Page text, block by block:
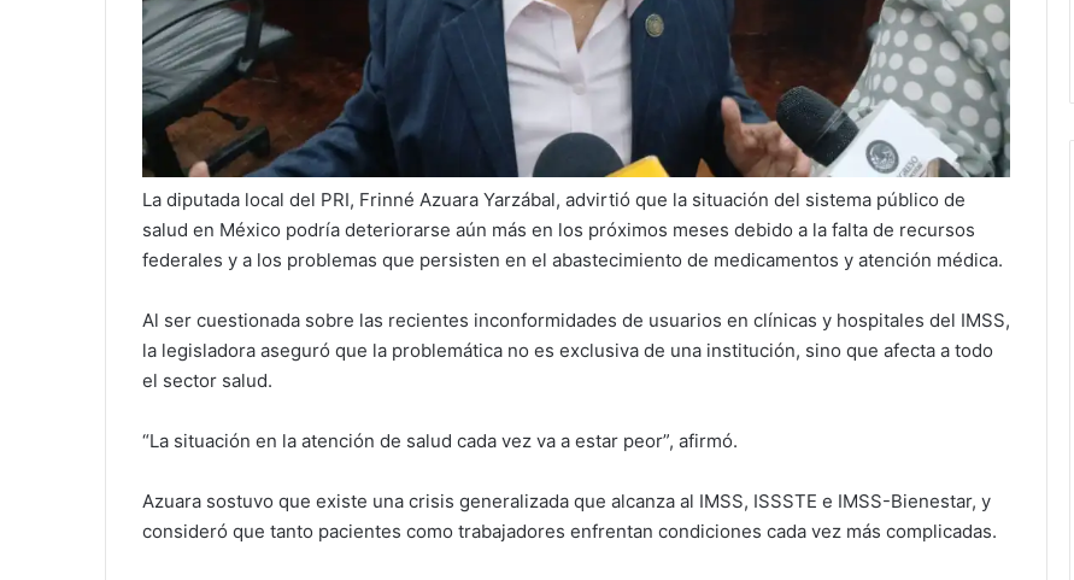
La diputada local del PRI, Frinné Azuara Yarzábal, advirtió que la situación del sistema público de
salud en México podría deteriorarse aún más en los próximos meses debido a la falta de recursos
federales y a los problemas que persisten en el abastecimiento de medicamentos y atención médica.
Al ser cuestionada sobre las recientes inconformidades de usuarios en clínicas y hospitales del IMSS,
la legisladora aseguró que la problemática no es exclusiva de una institución, sino que afecta a todo
el sector salud.
“La situación en la atención de salud cada vez va a estar peor”, afirmó.
Azuara sostuvo que existe una crisis generalizada que alcanza al IMSS, ISSSTE e IMSS-Bienestar, y
consideró que tanto pacientes como trabajadores enfrentan condiciones cada vez más complicadas.